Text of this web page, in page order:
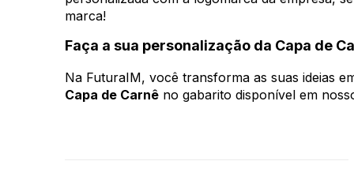
marca!
Faça a sua personalização da Capa de
Na FuturaIM, você transforma as suas ideias
Capa de Carnê no gabarito disponível em